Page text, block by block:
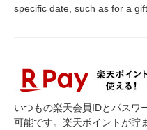
specific date, such as for a
いつもの楽天会員IDとパスワ
可能です。楽天ポイントが貯